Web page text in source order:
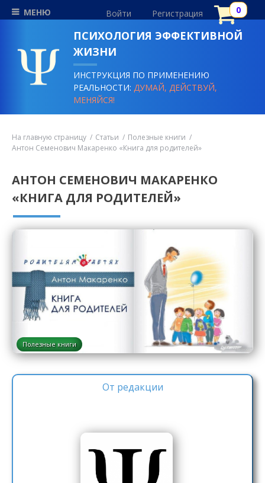
МЕНЮ Войти Регистрация
ПСИХОЛОГИЯ ЭФФЕКТИВНОЙ
ЖИЗНИ
ИНСТРУКЦИЯ ПО ПРИМЕНЕНИЮ
РЕАЛЬНОСТИ:ДУМАЙ, ДЕЙСТВУЙ,
МЕНЯЙСЯ!
На главную страницу Статьи
Полезные книги
Антон Семенович Макаренко «Книга для родителей»
АНТОН СЕМЕНОВИЧ МАКАРЕНКО
«КНИГА ДЛЯ РОДИТЕЛЕЙ»
Полезные книги
От редакции